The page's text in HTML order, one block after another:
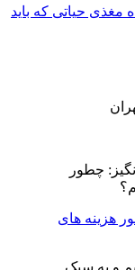
مغذی حیاتی که باید
هزینه های